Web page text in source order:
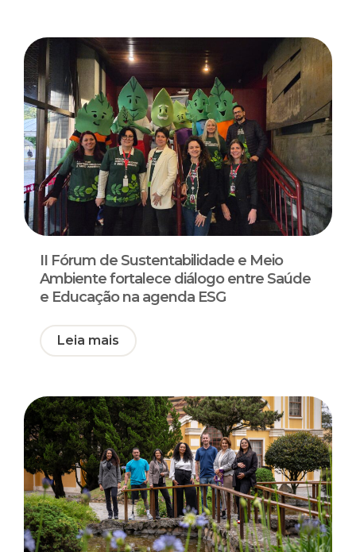
II Fórum de Sustentabilidade e Meio
Ambiente fortalece diálogo entre Saúde
e Educação na agenda ESG
Leia mais